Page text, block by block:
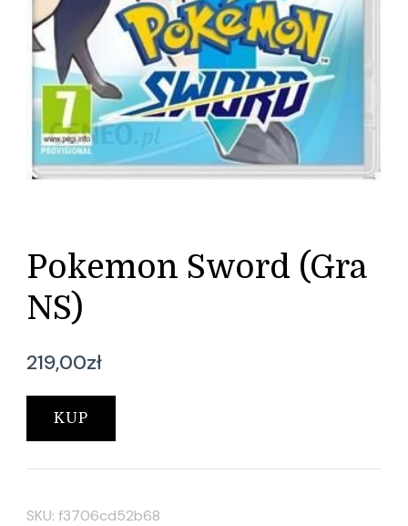
Pokemon Sword (Gra
NS)
219,00zł
KUP
SKU: f3706cd52b68